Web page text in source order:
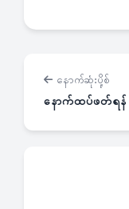
နောက်ဆုံးပို့စ်
နောက်ထပ်ဖတ်ရန်